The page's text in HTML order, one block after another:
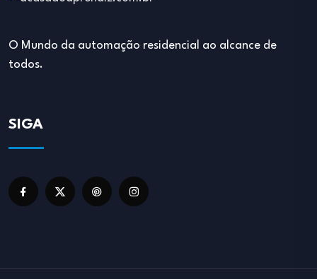
O Mundo da automação residencial ao alcance de
todos.
SIGA